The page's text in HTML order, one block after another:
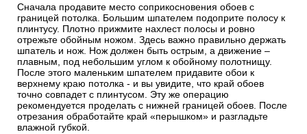
Сначала продавите место соприкосновения обоев с
границей потолка. Большим шпателем подоприте полосу к
плинтусу. Плотно прижмите нахлест полосы и ровно
отрежьте обойным ножом. Здесь важно правильно держать
шпатель и нож. Нож должен быть острым, а движение –
плавным, под небольшим углом к обойному полотнищу.
После этого маленьким шпателем придавите обои к
верхнему краю потолка - и вы увидите, что край обоев
точно совпадет с плинтусом. Эту же операцию
рекомендуется проделать с нижней границей обоев. После
отрезания обработайте край «перышком» и разгладьте
влажной губкой.